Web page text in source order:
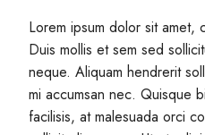
Lorem ipsum dolor sit amet,
Duis mollis et sem sed
neque. Aliquam hendrerit
mi accumsan nec. Quisque
facilisis, at malesuada orci